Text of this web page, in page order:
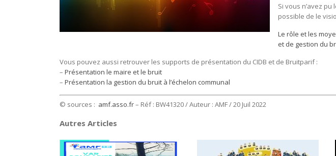
Si vous n’avez
possible de le
Le rôle et les
et de gestion du
Vous pouvez aussi retrouver les supports de présentation du CIDB et de Bruitparif :
– Présentation le maire et le bruit
– Présentation la gestion du bruit à l’échelon communal
© sources : amf.asso.fr– Réf : BW41320 / Auteur : AMF / 20 Juil 2022
Autres Articles